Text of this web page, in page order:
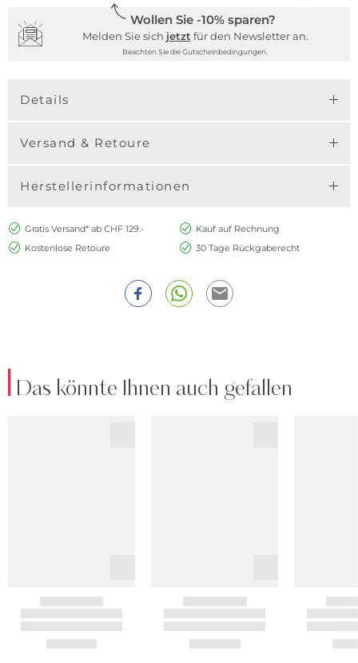
Wollen Sie -10% sparen?
Melden Sie sich jetzt für den Newsletter an.
Beachten Sie die Gutscheinbedingungen.
Details
Versand & Retoure
Herstellerinformationen
Gratis Versand* ab CHF 129.-
Kauf auf Rechnung
Kostenlose Retoure
30 Tage Rückgaberecht
Das könnte Ihnen auch gefallen